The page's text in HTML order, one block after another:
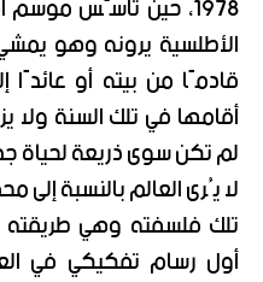
الأطلسية يرونه وهو
قادمًا من بيته أو عائدًا
أقامها في تلك السنة ولا
لم تكن سوى ذريعة لحياة
لا يُرى العالم بالنسبة إلى
تلك فلسفته وهي طريقته
أول رسام تفكيكي في